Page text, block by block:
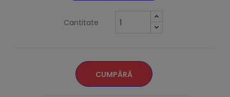
Cantitate
CUMPĂRĂ